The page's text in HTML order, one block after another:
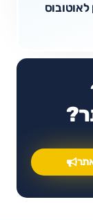
לאוטובוס